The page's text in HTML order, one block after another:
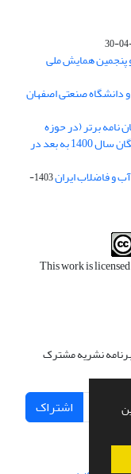
همایش ملی
دانشگاه صنعتی اصفهان
نامه برتر (در حوزه
علوم و مهندسی آب و فاضلاب) ویژه دانش آموختگان سال 1400 به بعد در
و فاضلاب ایران
1403-
This work is
نشریه مشترک
اشتراک